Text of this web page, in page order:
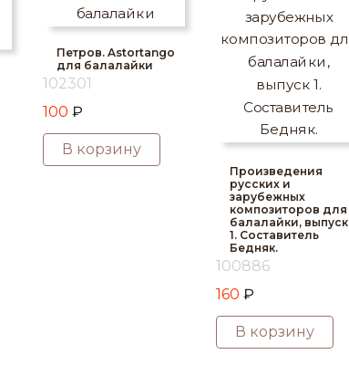
Петров. Astortango
для балалайки
102301
100 ₽
В корзину
Произведения
русских и
зарубежных
композиторов для
балалайки, выпуск
1. Составитель
Бедняк.
100886
160 ₽
В корзину